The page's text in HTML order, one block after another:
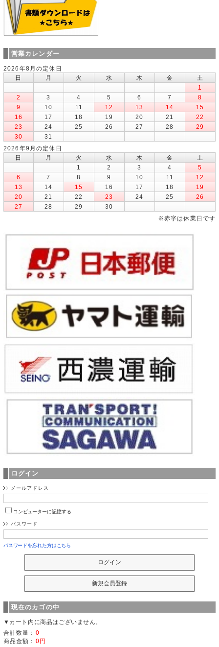
営業カレンダー
2026年8月の定休日
日
月 火 水 木 金
土
1
2
3 4 5 6 7
8
9
10 11 12 13 14
15
16
17 18 19 20 21
22
23
24 25 26 27 28
29
30
31
2026年9月の定休日
日
月 火 水 木 金
土
1
2 3 4
5
6
7 8 9 10 11
12
13
14 15 16 17 18
19
20
21 22 23 24 25
26
27
28 29
30
※赤字は休業日です
ログイン
メールアドレス
コンピューターに記憶する
パスワード
パスワードを忘れた方はこちら
現在のカゴの中
▼カート内に商品はございません。
合計数量： 0
商品金額： 0円